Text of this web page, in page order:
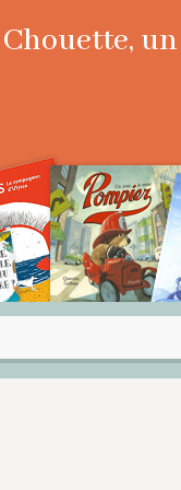
Chouette,